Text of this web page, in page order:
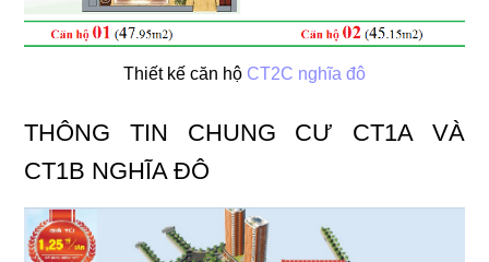
Thiết kế căn hộ CT2C nghĩa đô
THÔNG TIN CHUNG CƯ CT1A VÀ
CT1B NGHĨA ĐÔ